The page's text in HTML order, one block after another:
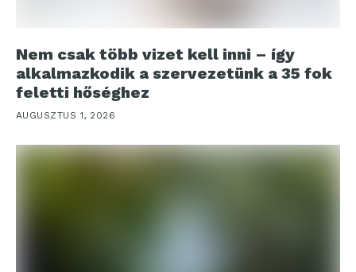
Nem csak több vizet kell inni – így
alkalmazkodik a szervezetünk a 35 fok
feletti hőséghez
AUGUSZTUS 1, 2026